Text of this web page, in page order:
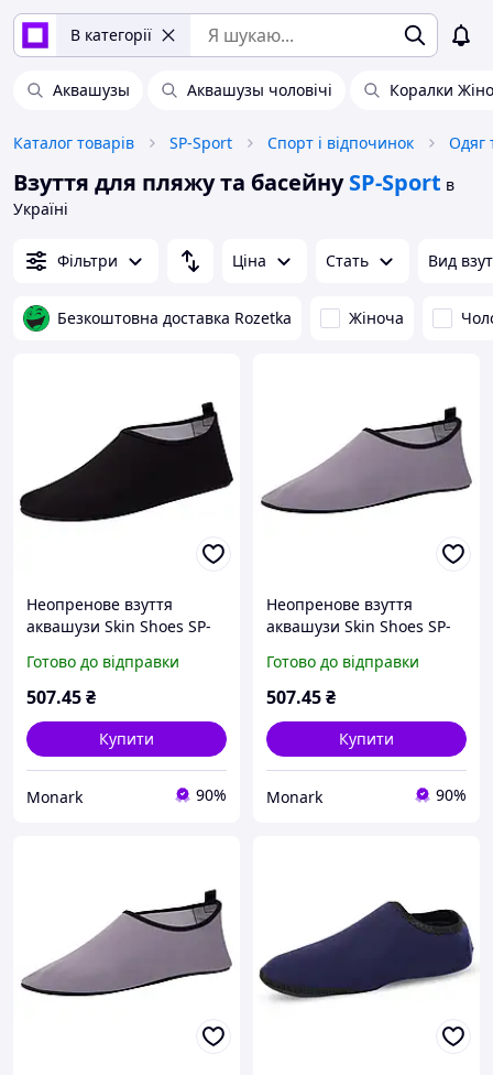
В категорії
Аквашузы Аквашузы чоловічі Коралки
Каталог товарів SP-Sport Спорт і відпочинок Одяг
Взуття для пляжу та басейну SP-Sport в
Україні
Фільтри Ціна Стать Вид
Безкоштовна доставка Rozetka Жіноча
Неопренове взуття
аквашузи Skin Shoes SP-
плавання та відпочинку
чорний
Готово до відправки
507.45₴
Купити
Monark 90%
Неопренове взуття
аквашузи Skin Shoes SP-
для пляжу та спорту
Готово до відправки
507.45₴
Купити
Monark 90%